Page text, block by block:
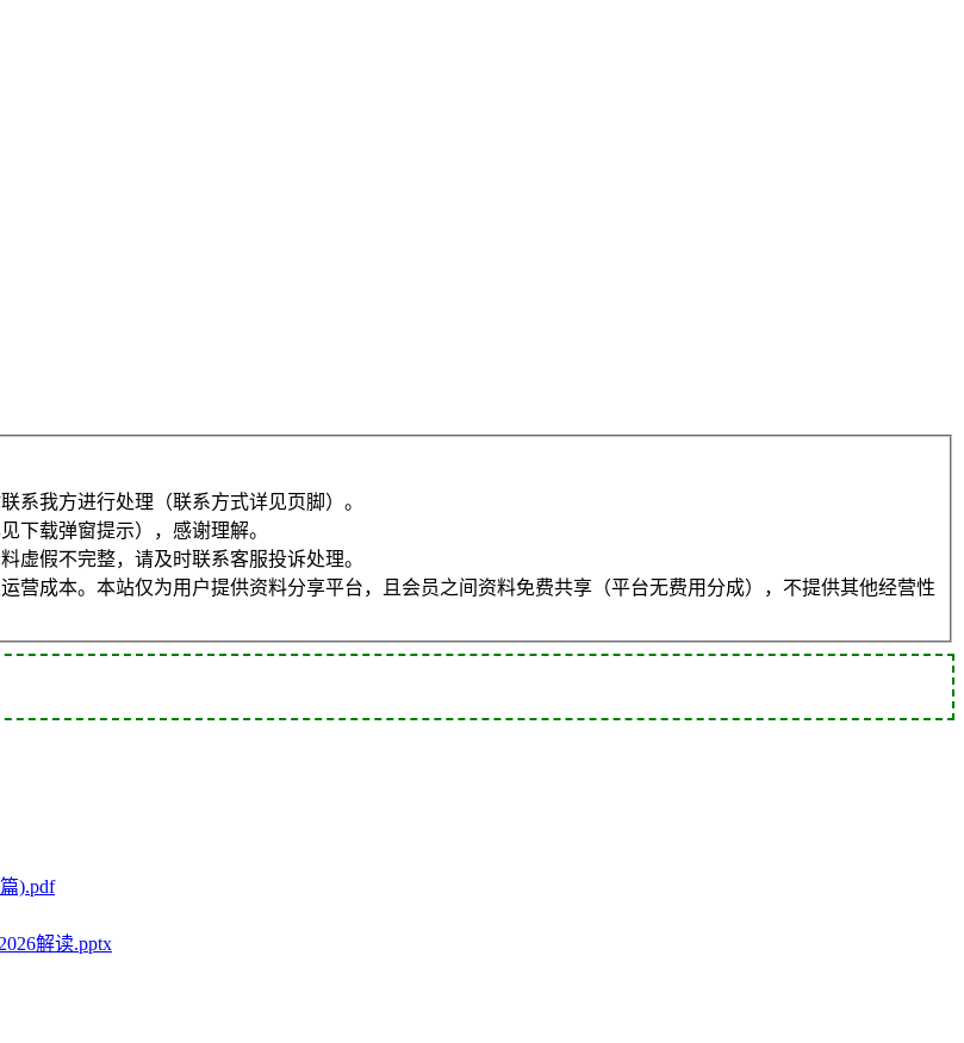
我方进行处理（联系方式详见页脚）。
下载弹窗提示），感谢理解。
假不完整，请及时联系客服投诉处理。
成本。本站仅为用户提供资料分享平台，且会员之间资料免费共享（平台无费用分成），不提供其他经营性
).pdf
解读.pptx